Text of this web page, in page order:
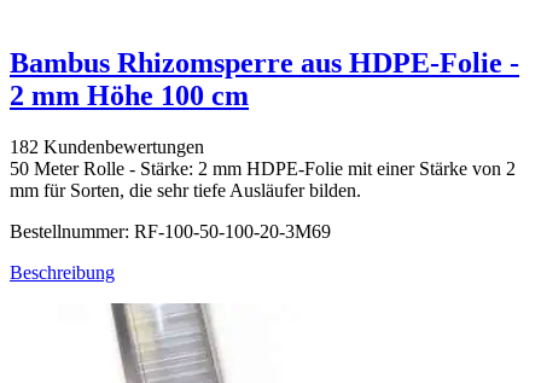
Bambus Rhizomsperre aus HDPE-Folie -
2 mm Höhe 100 cm
182 Kundenbewertungen
50 Meter Rolle - Stärke: 2 mm HDPE-Folie mit einer Stärke von 2
mm für Sorten, die sehr tiefe Ausläufer bilden.
Bestellnummer: RF-100-50-100-20-3M69
Beschreibung